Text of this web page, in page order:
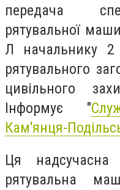
передача
рятувальної
Л начальнику 2
рятувального
цивільного
Інформує "
Кам'янця-
Ця надсучасна
рятувальна